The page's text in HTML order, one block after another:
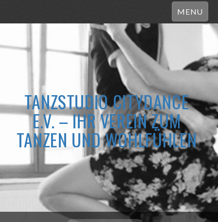
MENU
TANZSTUDIO CITYDANCE
E.V. – IHR VEREIN ZUM
TANZEN UND WOHLFÜHLEN